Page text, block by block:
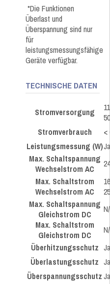
*Die Funktionen
Überlast und
Überspannung sind nur
für
leistungsmessungsfähige
Geräte verfügbar.
TECHNISCHE DATEN
Stromversorgung
Stromverbrauch
<
Leistungsmessung (W)Ja
Max. Schaltspannung
Wechselstrom AC
Max. Schaltstrom
Wechselstrom AC
Max. Schaltspannung
Gleichstrom DC
Max. Schaltstrom
Gleichstrom DC
Überhitzungsschutz Ja
Überlastungsschutz Ja
ÜberspannungsschutzJa